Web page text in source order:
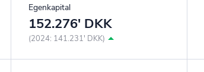
Egenkapital
152.276' DKK
(2024: 141.231' DKK)